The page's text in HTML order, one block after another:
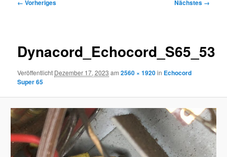
← Vorheriges Nächstes →
Dynacord_Echocord_S65_53
Veröffentlicht Dezember 17, 2023 am2560 × 1920in Echocord
Super 65